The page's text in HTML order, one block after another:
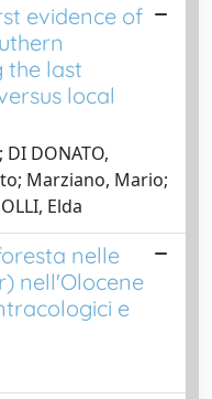
evidence of
the last
local
DI DONATO,
Marziano, Mario;
Elda
nelle
nell'Olocene
e